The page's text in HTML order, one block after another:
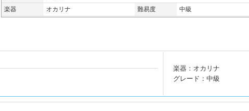
楽器
オカリナ 難易度 中級
楽器：オカリナ
グレード：中級